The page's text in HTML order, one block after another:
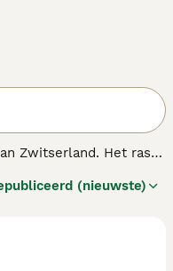
Zwitserland. Het ras
wanneer ze in de
(nieuwste)